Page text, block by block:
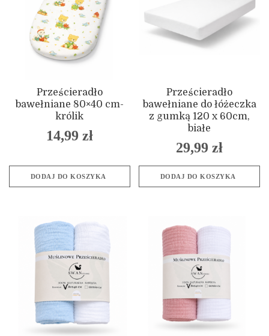
Prześcieradło
bawełniane 80×40 cm-
królik
14,99 zł
DODAJ DO KOSZYKA
Prześcieradło
bawełniane do łóżeczka
z gumką 120 x 60cm,
białe
29,99 zł
DODAJ DO KOSZYKA